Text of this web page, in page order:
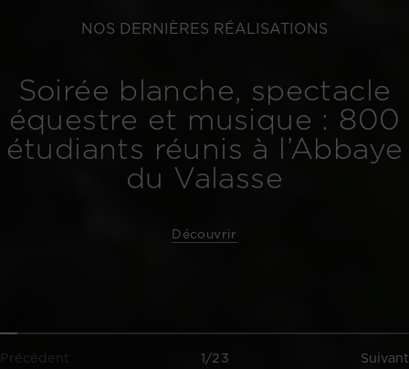
NOS DERNIÈRES RÉALISATIONS
Soirée blanche, spectacle
équestre et musique : 800
étudiants réunis à l’Abbaye
du Valasse
Découvrir
Précédent 1/23 Suivant